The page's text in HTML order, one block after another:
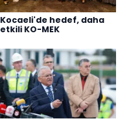
Kocaeli'de hedef, daha
etkili KO-MEK